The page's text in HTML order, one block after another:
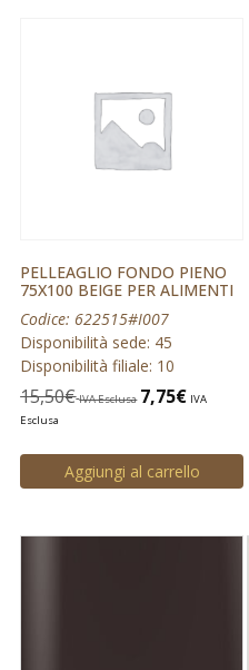
PELLEAGLIO FONDO PIENO
75X100 BEIGE PER ALIMENTI
Codice: 622515#I007
Disponibilità sede: 45
Disponibilità filiale: 10
15,50€ IVA Esclusa 7,75€ IVA
Esclusa
Aggiungi al carrello